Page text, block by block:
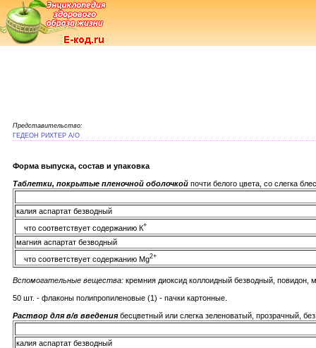
Представительство:
ГЕДЕОН РИХТЕР А/О
Форма выпуска, состав и упаковка
Таблетки, покрытые пленочной оболочкой почти белого цвета, со слегка
калия аспартат безводный
что соответствует содержанию К+
магния аспартат безводный
что соответствует содержанию Mg2+
Вспомогательные вещества: кремния диоксид коллоидный безводный, повидон,
50 шт. - флаконы полипропиленовые (1) - пачки картонные.
Раствор для в/в введениябесцветный или слегка зеленоватый, прозрачный,
калия аспартат безводный